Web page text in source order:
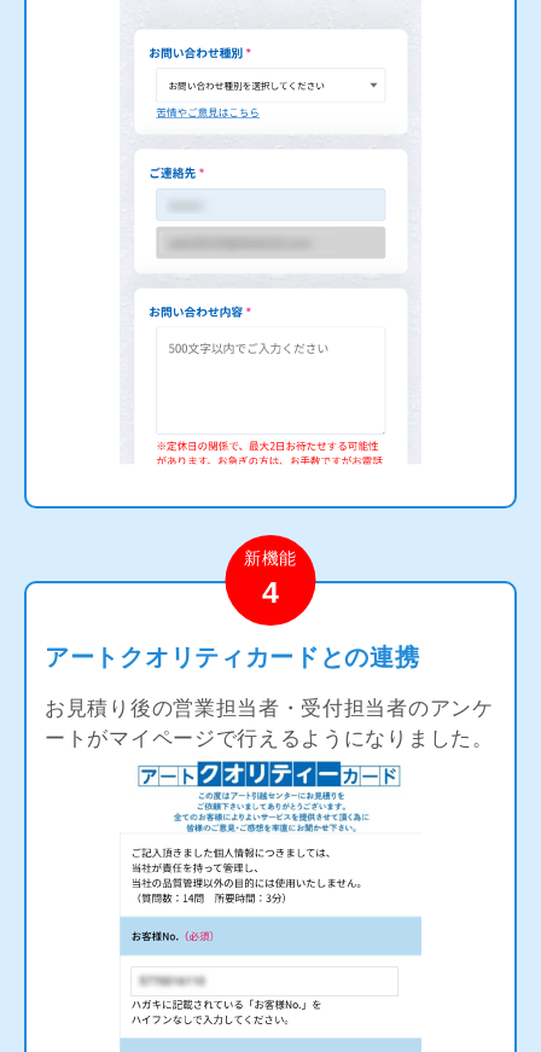
新機能
4
アートクオリティカードとの連携
お見積り後の営業担当者・受付担当者のアンケ
ートがマイページで行えるようになりました。